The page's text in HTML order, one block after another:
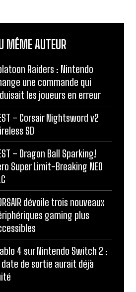
MÊME AUTEUR
Raiders : Nintendo
une commande qui
les joueurs en erreur
– Corsair Nightsword v2
SD
– Dragon Ball Sparking!
Super Limit-Breaking NEO
dévoile trois nouveaux
gaming plus
4 sur Nintendo Switch 2 :
date de sortie aurait déjà